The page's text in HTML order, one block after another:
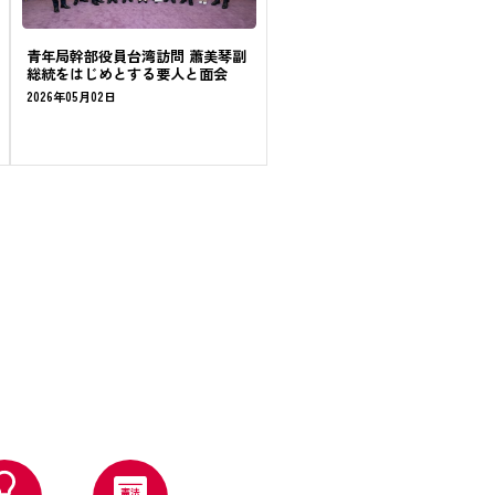
青年局幹部役員台湾訪問 蕭美琴副
総統をはじめとする要人と面会
2026年05月02日